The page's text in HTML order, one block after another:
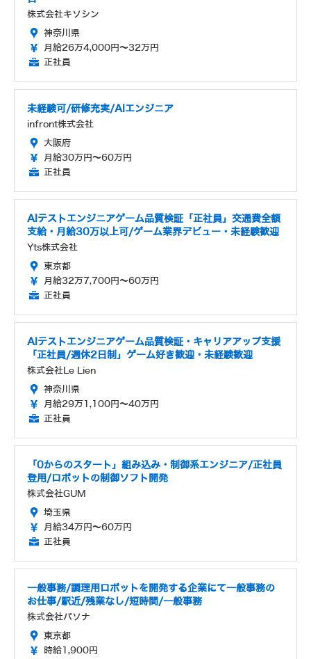
株式会社キソシン
神奈川県
月給26万4,000円～32万円
正社員
未経験可/研修充実/AIエンジニア
infront株式会社
大阪府
月給30万円～60万円
正社員
AIテストエンジニアゲーム品質検証「正社員」交通費全額
支給・月給30万以上可/ゲーム業界デビュー・未経験歓迎
Yts株式会社
東京都
月給32万7,700円～60万円
正社員
AIテストエンジニアゲーム品質検証・キャリアアップ支援
「正社員/週休2日制」ゲーム好き歓迎・未経験歓迎
株式会社Le Lien
神奈川県
月給29万1,100円～40万円
正社員
「0からのスタート」組み込み・制御系エンジニア/正社員
登用/ロボットの制御ソフト開発
株式会社GUM
埼玉県
月給34万円～60万円
正社員
一般事務/調理用ロボットを開発する企業にて一般事務の
お仕事/駅近/残業なし/短時間/一般事務
株式会社パソナ
東京都
時給1,900円